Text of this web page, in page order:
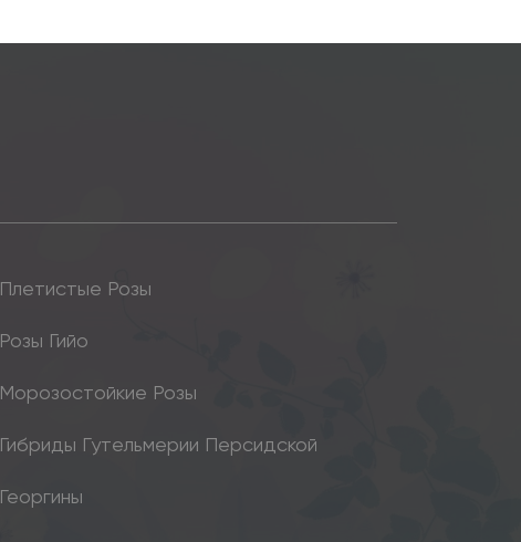
Плетистые Розы
Розы Гийо
Морозостойкие Розы
Гибриды Гутельмерии Персидской
Георгины